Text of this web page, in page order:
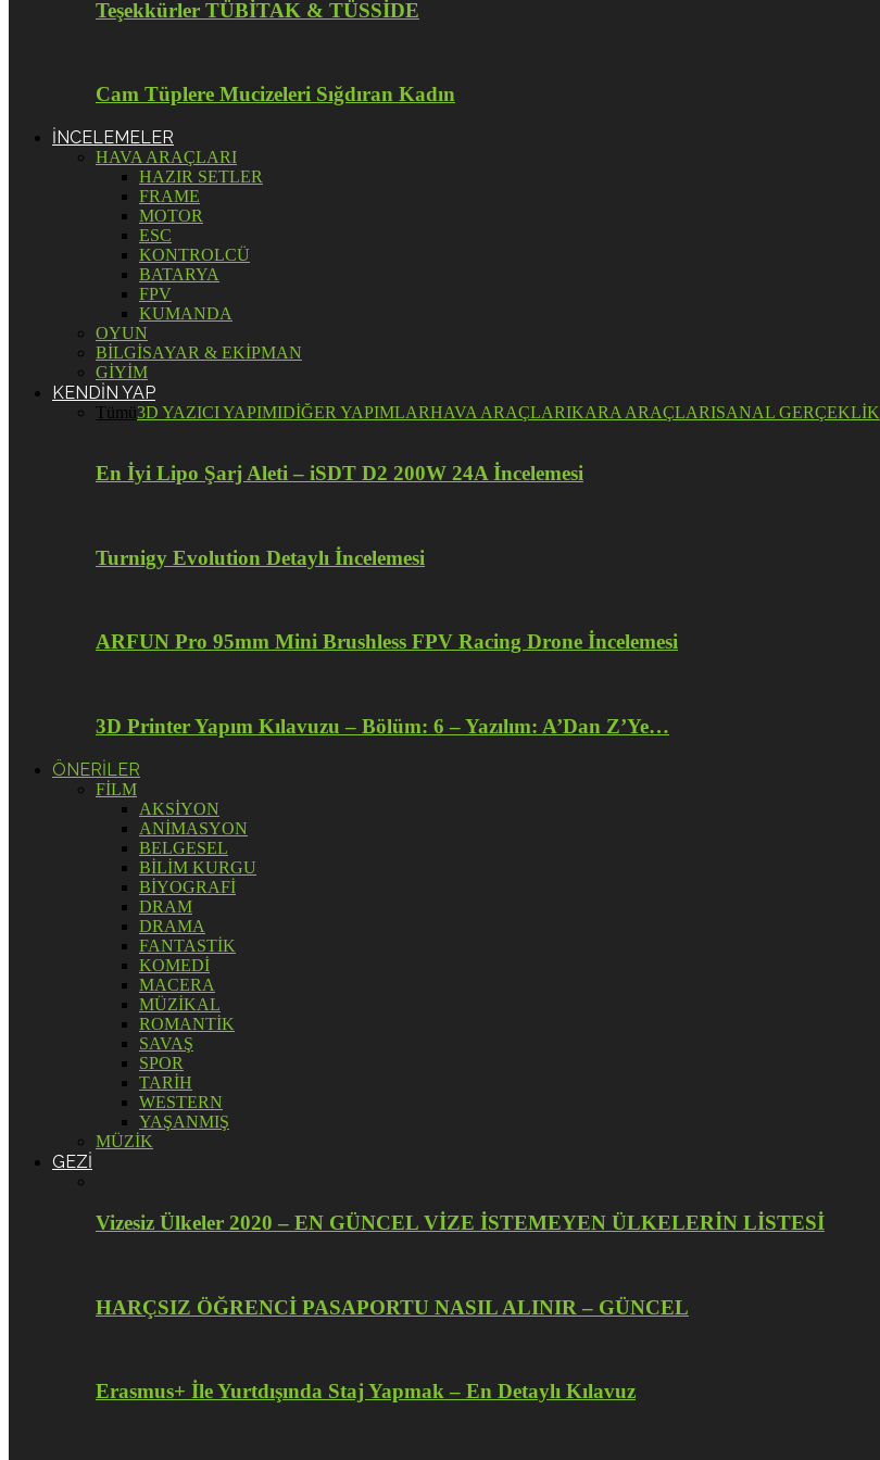
Teşekkürler TÜBİTAK & TÜSSİDE
Cam Tüplere Mucizeleri Sığdıran Kadın
İNCELEMELER
HAVA ARAÇLARI
HAZIR SETLER
FRAME
MOTOR
ESC
KONTROLCÜ
BATARYA
FPV
KUMANDA
OYUN
BİLGİSAYAR & EKİPMAN
GİYİM
KENDİN YAP
Tümü3D YAZICI YAPIMIDİĞER YAPIMLARHAVA ARAÇLARIKARA ARAÇLARISANAL GERÇEKLİK
En İyi Lipo Şarj Aleti – iSDT D2 200W 24A İncelemesi
Turnigy Evolution Detaylı İncelemesi
ARFUN Pro 95mm Mini Brushless FPV Racing Drone İncelemesi
3D Printer Yapım Kılavuzu – Bölüm: 6 – Yazılım: A’Dan Z’Ye…
ÖNERİLER
FİLM
AKSİYON
ANİMASYON
BELGESEL
BİLİM KURGU
BİYOGRAFİ
DRAM
DRAMA
FANTASTİK
KOMEDİ
MACERA
MÜZİKAL
ROMANTİK
SAVAŞ
SPOR
TARİH
WESTERN
YAŞANMIŞ
MÜZİK
GEZİ
Vizesiz Ülkeler 2020 – EN GÜNCEL VİZE İSTEMEYEN ÜLKELERİN LİSTESİ
HARÇSIZ ÖĞRENCİ PASAPORTU NASIL ALINIR – GÜNCEL
Erasmus+ İle Yurtdışında Staj Yapmak – En Detaylı Kılavuz